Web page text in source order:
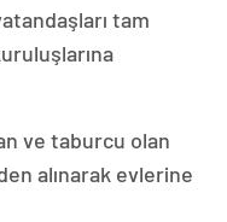
tam
ve taburcu olan
alınarak evlerine